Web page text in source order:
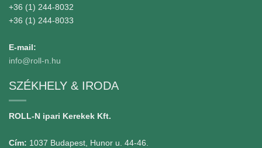
+36 (1) 244-8032
+36 (1) 244-8033
E-mail:
info@roll-n.hu
SZÉKHELY & IRODA
ROLL-N ipari Kerekek Kft.
Cím: 1037 Budapest, Hunor u. 44-46.